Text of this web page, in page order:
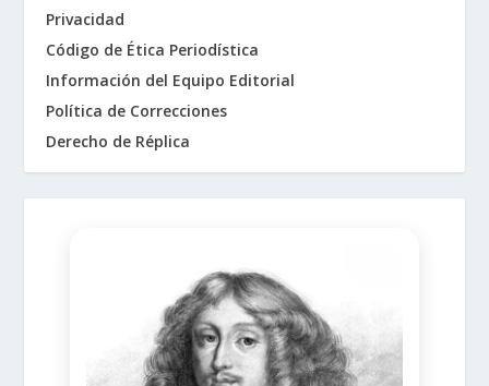
Privacidad
Código de Ética Periodística
Información del Equipo Editorial
Política de Correcciones
Derecho de Réplica